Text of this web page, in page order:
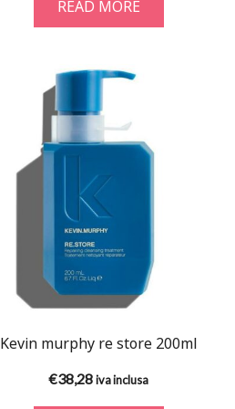
READ MORE
Kevin murphy re store 200ml
€38,28iva inclusa